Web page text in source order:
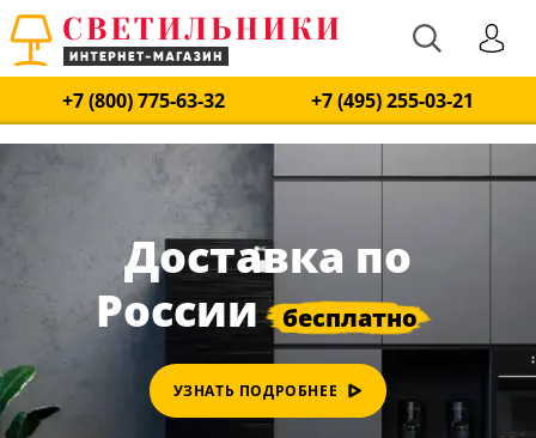
+7 (800) 775-63-32 +7 (495) 255-03-21
Доставка по
России
УЗНАТЬ ПОДРОБНЕЕ